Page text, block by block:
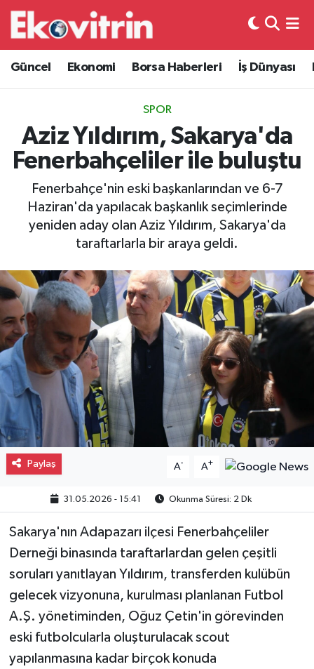
Güncel Ekonomi Borsa Haberleri İş Dünyası
SPOR
Aziz Yıldırım, Sakarya'da
Fenerbahçeliler ile buluştu
Fenerbahçe'nin eski başkanlarından ve 6-7
Haziran'da yapılacak başkanlık seçimlerinde
yeniden aday olan Aziz Yıldırım, Sakarya'da
taraftarlarla bir araya geldi.
Paylaş A- A+
31.05.2026 - 15:41 Okunma Süresi: 2 Dk
Sakarya'nın Adapazarı ilçesi Fenerbahçeliler
Derneği binasında taraftarlardan gelen çeşitli
soruları yanıtlayan Yıldırım, transferden kulübün
gelecek vizyonuna, kurulması planlanan Futbol
A.Ş. yönetiminden, Oğuz Çetin'in görevinden
eski futbolcularla oluşturulacak scout
yapılanmasına kadar birçok konuda
Güncel
Ekonomi
Borsa Haberleri
İş Dünyası
Lojistik
Otovitrin
Asayiş
Magazin
Gayrimenkul
Spor
Eğitim
Hava Durumu
Trafik Durumu
Süper Lig Puan Durumu ve Fikstür
Tüm Manşetler
Son Dakika Haberleri
Haber Arşivi